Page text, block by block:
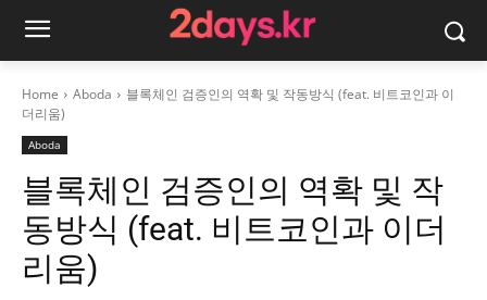
Home Aboda
블록체인 검증인의 역확 및 작동방식 (feat. 비트코인과 이
더리움)
Aboda
블록체인 검증인의 역확 및 작
동방식 (feat. 비트코인과 이더
리움)